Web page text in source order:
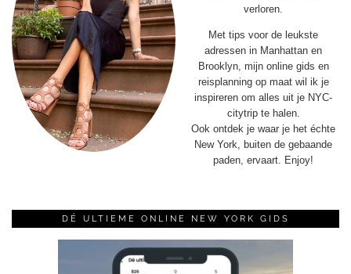
verloren.
Met tips voor de leukste
adressen in Manhattan en
Brooklyn, mijn online gids en
reisplanning op maat wil ik je
inspireren om alles uit je NYC-
citytrip te halen.
Ook ontdek je waar je het échte
New York, buiten de gebaande
paden, ervaart. Enjoy!
DÉ ULTIEME ONLINE NEW YORK GIDS